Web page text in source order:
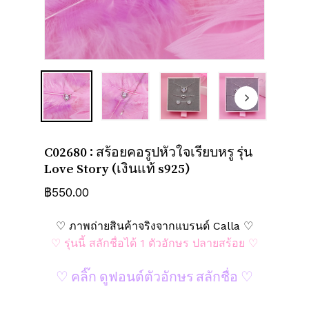
C02680 : สร้อยคอรูปหัวใจเรียบหรู รุ่น
Love Story (เงินแท้ s925)
฿550.00
♡ ภาพถ่ายสินค้าจริงจากแบรนด์ Calla ♡
♡ รุ่นนี้ สลักชื่อได้ 1 ตัวอักษร ปลายสร้อย ♡
♡ คลิ๊ก ดูฟอนต์ตัวอักษร สลักชื่อ ♡
อีเมล*
บันทึกชื่อ, อีเมล และชื่อเว็บไซต์ของฉัน